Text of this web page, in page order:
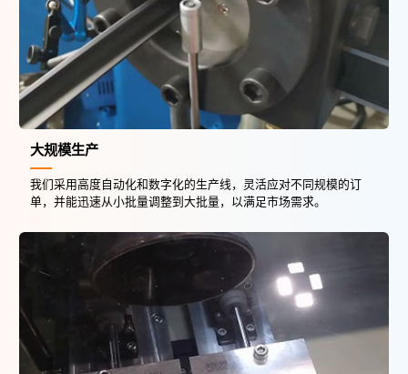
大规模生产
我们采用高度自动化和数字化的生产线，灵活应对不同规模的订
单，并能迅速从小批量调整到大批量，以满足市场需求。